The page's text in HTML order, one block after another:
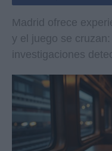
Madrid ofrece
y el juego se
investigaciones